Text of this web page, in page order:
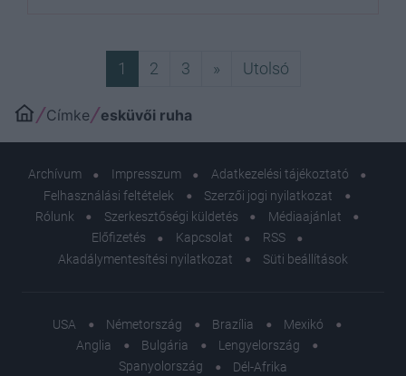
1 2 3 »Következő
UtolsóUtolsó
Címke esküvői ruha
Archívum Impresszum
Adatkezelési tájékoztató
Felhasználási feltételek
Szerzői jogi nyilatkozat
Rólunk
Szerkesztőségi küldetés
Médiaajánlat
Előfizetés
Kapcsolat
RSS
Akadálymentesítési nyilatkozat
Süti beállítások
USA Németország Brazília
Mexikó
Anglia
Bulgária
Lengyelország
Spanyolország
Dél-Afrika